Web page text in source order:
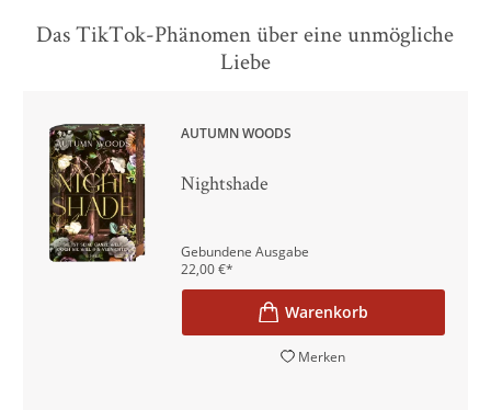
Das TikTok-Phänomen über eine unmögliche
Liebe
AUTUMN WOODS
Nightshade
Gebundene Ausgabe
22,00€*
Merken